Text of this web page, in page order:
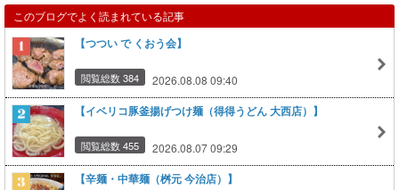
このブログでよく読まれている記事
【つつい で くおう会】
閲覧総数 384 2026.08.08 09:40
【イベリコ豚釜揚げつけ麺（得得うどん 大西店）】
閲覧総数 455 2026.08.07 09:29
【辛麺・中華麺（桝元 今治店）】